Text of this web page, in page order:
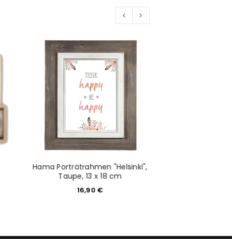
Hama Porträtrahmen "Helsinki",
Taupe, 13 x 18 cm
16,90 €